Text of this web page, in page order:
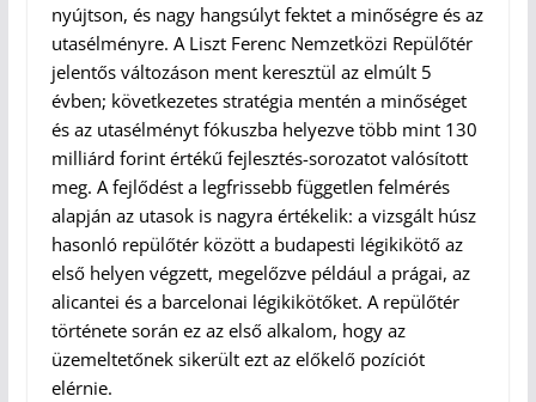
nyújtson, és nagy hangsúlyt fektet a minőségre és az
utasélményre. A Liszt Ferenc Nemzetközi Repülőtér
jelentős változáson ment keresztül az elmúlt 5
évben; következetes stratégia mentén a minőséget
és az utasélményt fókuszba helyezve több mint 130
milliárd forint értékű fejlesztés-sorozatot valósított
meg. A fejlődést a legfrissebb független felmérés
alapján az utasok is nagyra értékelik: a vizsgált húsz
hasonló repülőtér között a budapesti légikikötő az
első helyen végzett, megelőzve például a prágai, az
alicantei és a barcelonai légikikötőket. A repülőtér
története során ez az első alkalom, hogy az
üzemeltetőnek sikerült ezt az előkelő pozíciót
elérnie.